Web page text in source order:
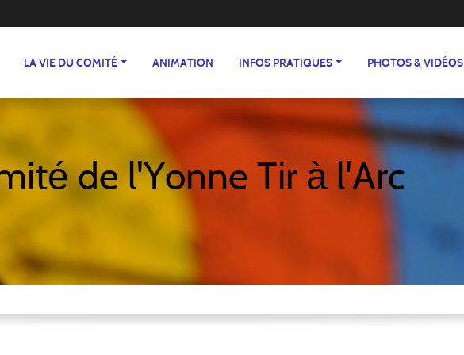
LA VIE DU COMITÉ ANIMATION INFOS PRATIQUES PHOTOS & VIDÉOS
de l'Yonne Tir à l'Arc